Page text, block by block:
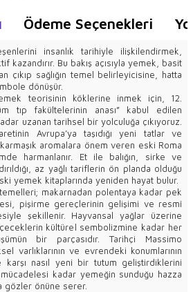
Ödeme Seçenekleri
insanlık tarihiyle ilişkilendirmek,
Bu bakış açısıyla yemek, basit
çıkıp sağlığın temel belirleyicisine, hatta
dönüşür.
teorisinin köklerine inmek için, 12.
tıp fakültelerinin anası” kabul edilen
uzanan tarihsel bir yolculuğa çıkıyoruz.
Avrupa’ya taşıdığı yeni tatlar ve
aromalara önem veren eski Roma
harmanlanır. Et ile balığın, sirke ve
az yağlı tariflerin ön planda olduğu
yemek kitaplarında yeniden hayat bulur.
makarnadan polentaya kadar pek
pişirme gereçlerinin gelişimi ve resmî
şekillenir. Hayvansal yağlar üzerine
kültürel sembolizmine kadar her
bir parçasıdır. Tarihçi Massimo
varlıklarının ve evrendeki konumlarının
karşı nasıl yeni bir tutum geliştirdiklerini
mücadelesi kadar yemeğin sunduğu hazza
gözler önüne serer.